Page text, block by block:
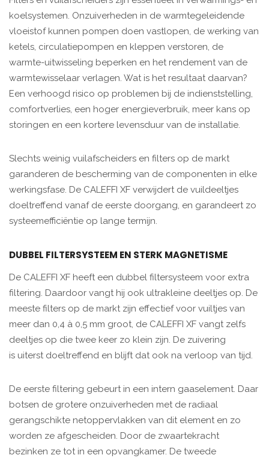
koelsystemen. Onzuiverheden in de warmtegeleidende
vloeistof kunnen pompen doen vastlopen, de werking van
ketels, circulatiepompen en kleppen verstoren, de
warmte-uitwisseling beperken en het rendement van de
warmtewisselaar verlagen. Wat is het resultaat daarvan?
Een verhoogd risico op problemen bij de indienststelling,
comfortverlies, een hoger energieverbruik, meer kans op
storingen en een kortere levensduur van de installatie.
Slechts weinig vuilafscheiders en filters op de markt
garanderen de bescherming van de componenten in elke
werkingsfase. De CALEFFI XF verwijdert de vuildeeltjes
doeltreffend vanaf de eerste doorgang, en garandeert zo
systeemefficiëntie op lange termijn.
DUBBEL FILTERSYSTEEM EN STERK MAGNETISME
De CALEFFI XF heeft een dubbel filtersysteem voor extra
filtering. Daardoor vangt hij ook ultrakleine deeltjes op. De
meeste filters op de markt zijn effectief voor vuiltjes van
meer dan 0,4 à 0,5 mm groot, de CALEFFI XF vangt zelfs
deeltjes op die twee keer zo klein zijn. De zuivering
is uiterst doeltreffend en blijft dat ook na verloop van tijd.
De eerste filtering gebeurt in een intern gaaselement. Daar
botsen de grotere onzuiverheden met de radiaal
gerangschikte netoppervlakken van dit element en zo
worden ze afgescheiden. Door de zwaartekracht
bezinken ze tot in een opvangkamer. De tweede